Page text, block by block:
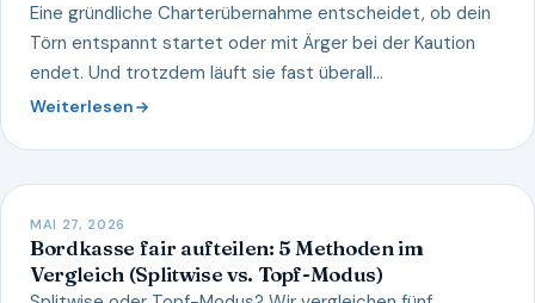
Eine gründliche Charterübernahme entscheidet, ob dein
Törn entspannt startet oder mit Ärger bei der Kaution
endet. Und trotzdem läuft sie fast überall…
Weiterlesen
MAI 27, 2026
Bordkasse fair aufteilen: 5 Methoden im
Vergleich (Splitwise vs. Topf-Modus)